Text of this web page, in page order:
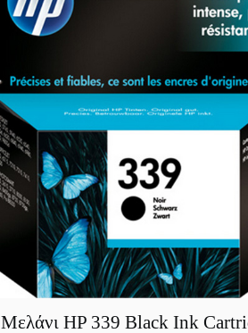
Μελάνι HP 339 Black Ink